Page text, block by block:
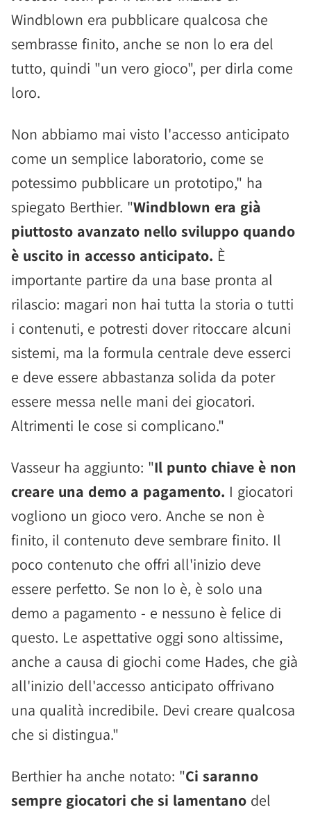
Windblown era pubblicare qualcosa che
sembrasse finito, anche se non lo era del
tutto, quindi "un vero gioco", per dirla come
loro.
Non abbiamo mai visto l'accesso anticipato
come un semplice laboratorio, come se
potessimo pubblicare un prototipo," ha
spiegato Berthier. "Windblown era già
piuttosto avanzato nello sviluppo quando
è uscito in accesso anticipato. È
importante partire da una base pronta al
rilascio: magari non hai tutta la storia o tutti
i contenuti, e potresti dover ritoccare alcuni
sistemi, ma la formula centrale deve esserci
e deve essere abbastanza solida da poter
essere messa nelle mani dei giocatori.
Altrimenti le cose si complicano."
Vasseur ha aggiunto: "Il punto chiave è non
creare una demo a pagamento. I giocatori
vogliono un gioco vero. Anche se non è
finito, il contenuto deve sembrare finito. Il
poco contenuto che offri all'inizio deve
essere perfetto. Se non lo è, è solo una
demo a pagamento - e nessuno è felice di
questo. Le aspettative oggi sono altissime,
anche a causa di giochi come Hades, che già
all'inizio dell'accesso anticipato offrivano
una qualità incredibile. Devi creare qualcosa
che si distingua."
Berthier ha anche notato: "Ci saranno
sempre giocatori che si lamentano del